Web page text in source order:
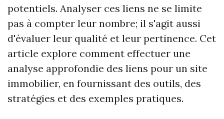
potentiels. Analyser ces liens ne se limite
pas à compter leur nombre; il s'agit aussi
d'évaluer leur qualité et leur pertinence. Cet
article explore comment effectuer une
analyse approfondie des liens pour un site
immobilier, en fournissant des outils, des
stratégies et des exemples pratiques.